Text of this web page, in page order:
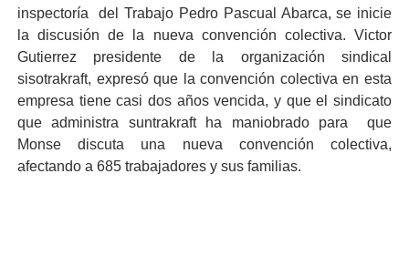
inspectoría del Trabajo Pedro Pascual Abarca, se inicie
la discusión de la nueva convención colectiva. Victor
Gutierrez presidente de la organización sindical
sisotrakraft, expresó que la convención colectiva en esta
empresa tiene casi dos años vencida, y que el sindicato
que administra suntrakraft ha maniobrado para que
Monse discuta una nueva convención colectiva,
afectando a 685 trabajadores y sus familias.